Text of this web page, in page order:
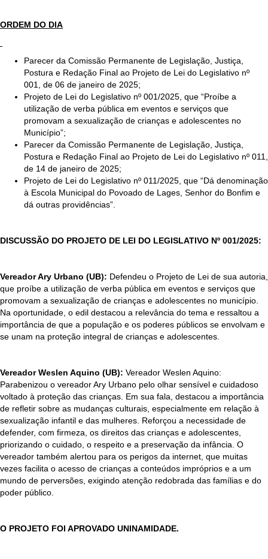
ORDEM DO DIA
Parecer da Comissão Permanente de Legislação, Justiça,
Postura e Redação Final ao Projeto de Lei do Legislativo nº
001, de 06 de janeiro de 2025;
Projeto de Lei do Legislativo nº 001/2025, que “Proíbe a
utilização de verba pública em eventos e serviços que
promovam a sexualização de crianças e adolescentes no
Município”;
Parecer da Comissão Permanente de Legislação, Justiça,
Postura e Redação Final ao Projeto de Lei do Legislativo nº 011,
de 14 de janeiro de 2025;
Projeto de Lei do Legislativo nº 011/2025, que “Dá denominação
à Escola Municipal do Povoado de Lages, Senhor do Bonfim e
dá outras providências”.
DISCUSSÃO DO PROJETO DE LEI DO LEGISLATIVO Nº 001/2025:
Vereador Ary Urbano (UB): Defendeu o Projeto de Lei de sua autoria,
que proíbe a utilização de verba pública em eventos e serviços que
promovam a sexualização de crianças e adolescentes no município.
Na oportunidade, o edil destacou a relevância do tema e ressaltou a
importância de que a população e os poderes públicos se envolvam e
se unam na proteção integral de crianças e adolescentes.
Vereador Weslen Aquino (UB): Vereador Weslen Aquino:
Parabenizou o vereador Ary Urbano pelo olhar sensível e cuidadoso
voltado à proteção das crianças. Em sua fala, destacou a importância
de refletir sobre as mudanças culturais, especialmente em relação à
sexualização infantil e das mulheres. Reforçou a necessidade de
defender, com firmeza, os direitos das crianças e adolescentes,
priorizando o cuidado, o respeito e a preservação da infância. O
vereador também alertou para os perigos da internet, que muitas
vezes facilita o acesso de crianças a conteúdos impróprios e a um
mundo de perversões, exigindo atenção redobrada das famílias e do
poder público.
O PROJETO FOI APROVADO UNINAMIDADE.